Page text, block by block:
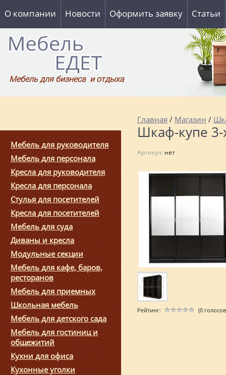
О компании Новости Оформить заявку Статьи
Мебель для бизнеса и отдыха
Мебель для руководителя
Мебель для персонала
Кресла для руководителя
Кресла для персонала
Стулья для посетителей
Кресла для посетителей
Мебель для суда
Диваны и кресла
Модульные секции
Мебель для кафе, баров,
ресторанов
Мебель для приемных
Школьная мебель
Мебель для детского сада
Мебель для гостиниц и
общежитий
Кухни для офиса
Кухонные уголки
Главная / Магазин /
Шкаф-купе
Артикул: нет
Рейтинг: (0